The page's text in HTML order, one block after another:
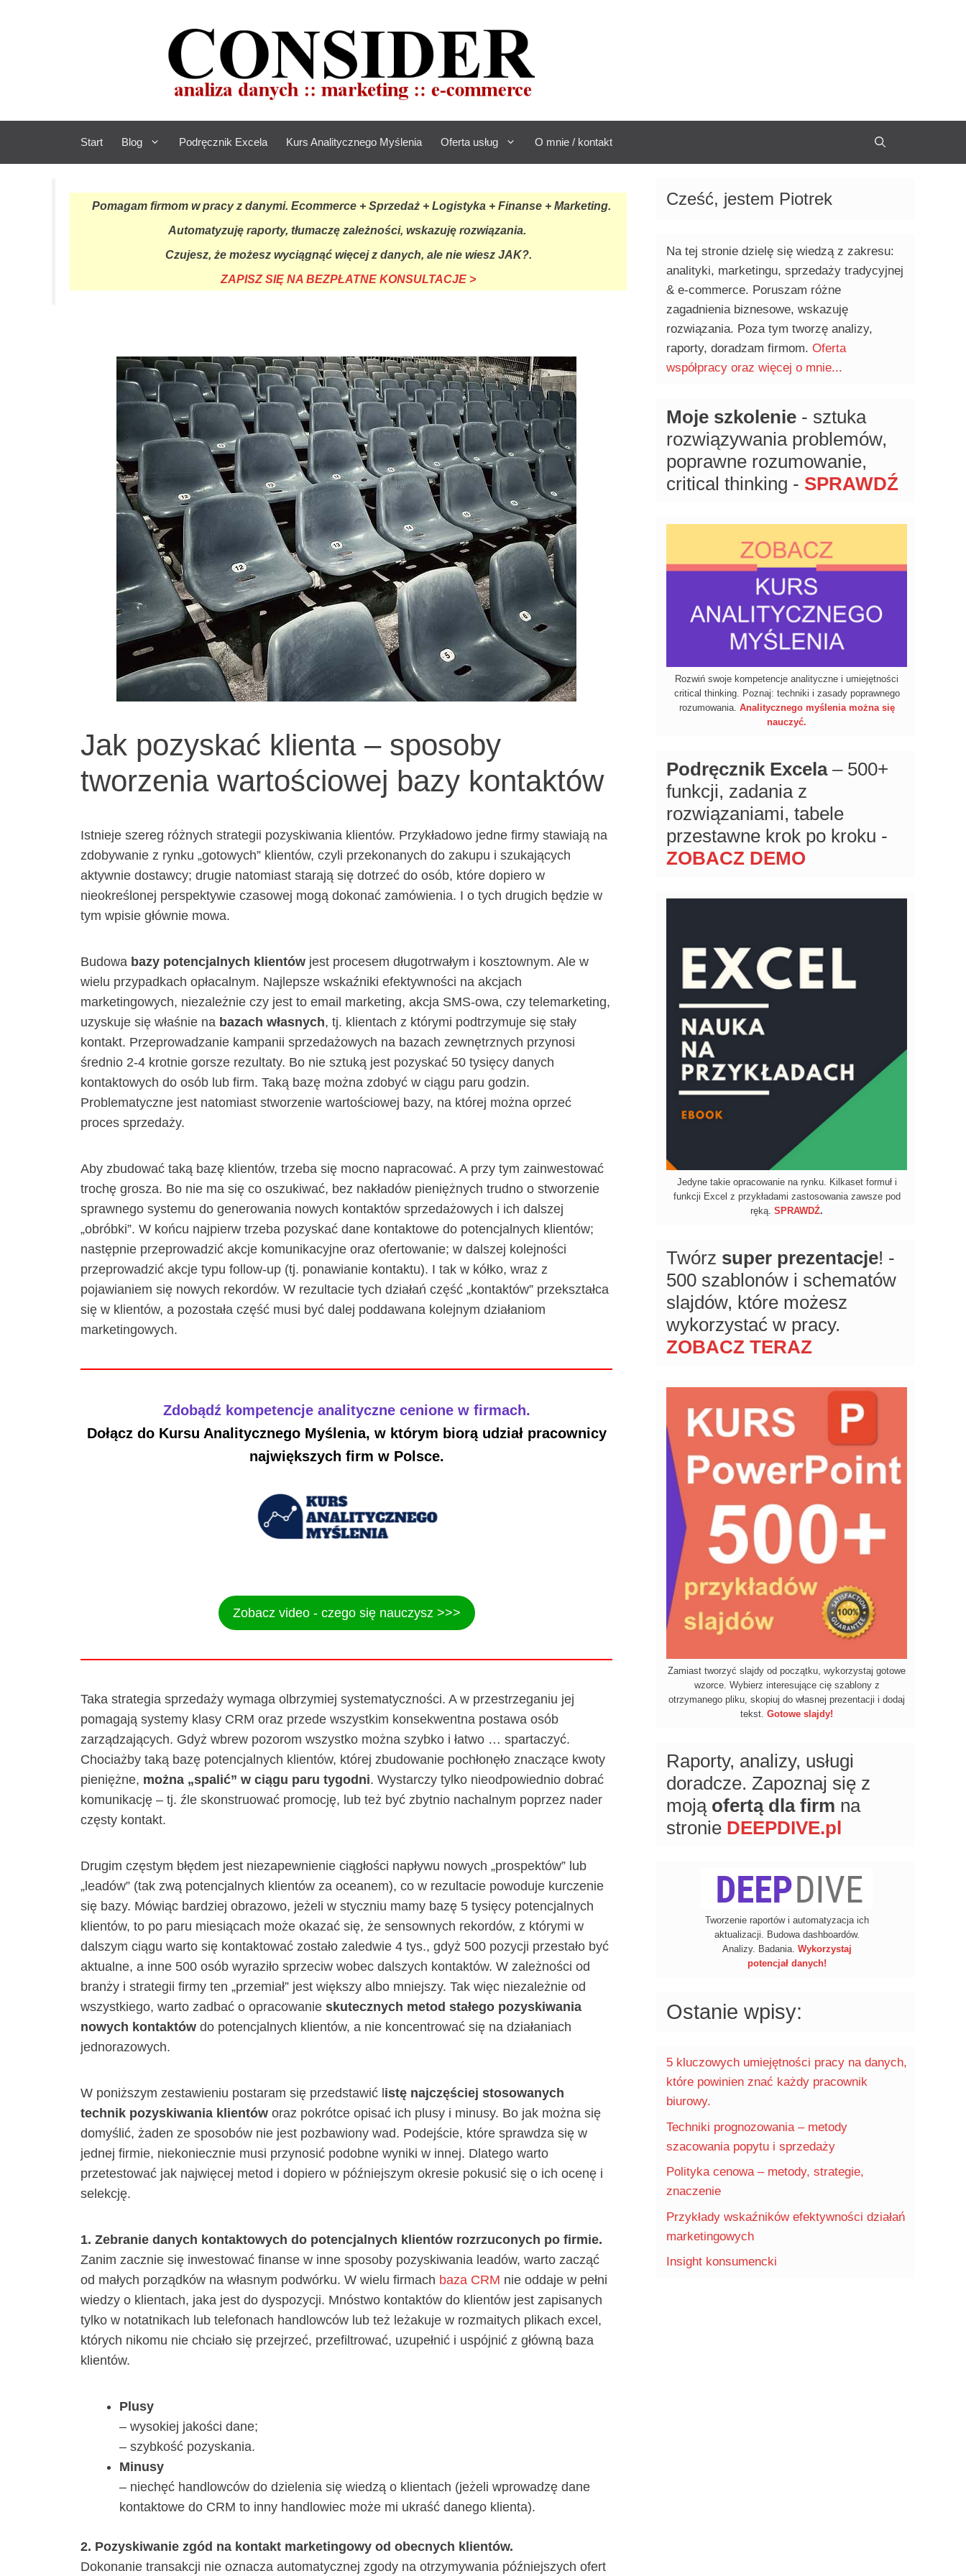
Start Blog Podręcznik Excela Kurs Analitycznego Myślenia Oferta usług O mnie / kontakt
Pomagam firmom w pracy z danymi. Ecommerce + Sprzedaż + Logistyka + Finanse + Marketing.
Automatyzuję raporty, tłumaczę zależności, wskazuję rozwiązania.
Czujesz, że możesz wyciągnąć więcej z danych, ale nie wiesz JAK?.
ZAPISZ SIĘ NA BEZPŁATNE KONSULTACJE >
Jak pozyskać klienta – sposoby
tworzenia wartościowej bazy kontaktów
Istnieje szereg różnych strategii pozyskiwania klientów. Przykładowo jedne firmy stawiają na
zdobywanie z rynku „gotowych” klientów, czyli przekonanych do zakupu i szukających
aktywnie dostawcy; drugie natomiast starają się dotrzeć do osób, które dopiero w
nieokreślonej perspektywie czasowej mogą dokonać zamówienia. I o tych drugich będzie w
tym wpisie głównie mowa.
Budowa bazy potencjalnych klientów jest procesem długotrwałym i kosztownym. Ale w
wielu przypadkach opłacalnym. Najlepsze wskaźniki efektywności na akcjach
marketingowych, niezależnie czy jest to email marketing, akcja SMS-owa, czy telemarketing,
uzyskuje się właśnie na bazach własnych, tj. klientach z którymi podtrzymuje się stały
kontakt. Przeprowadzanie kampanii sprzedażowych na bazach zewnętrznych przynosi
średnio 2-4 krotnie gorsze rezultaty. Bo nie sztuką jest pozyskać 50 tysięcy danych
kontaktowych do osób lub firm. Taką bazę można zdobyć w ciągu paru godzin.
Problematyczne jest natomiast stworzenie wartościowej bazy, na której można oprzeć
proces sprzedaży.
Aby zbudować taką bazę klientów, trzeba się mocno napracować. A przy tym zainwestować
trochę grosza. Bo nie ma się co oszukiwać, bez nakładów pieniężnych trudno o stworzenie
sprawnego systemu do generowania nowych kontaktów sprzedażowych i ich dalszej
„obróbki”. W końcu najpierw trzeba pozyskać dane kontaktowe do potencjalnych klientów;
następnie przeprowadzić akcje komunikacyjne oraz ofertowanie; w dalszej kolejności
przeprowadzić akcje typu follow-up (tj. ponawianie kontaktu). I tak w kółko, wraz z
pojawianiem się nowych rekordów. W rezultacie tych działań część „kontaktów” przekształca
się w klientów, a pozostała część musi być dalej poddawana kolejnym działaniom
marketingowych.
Zdobądź kompetencje analityczne cenione w firmach.
Dołącz do Kursu Analitycznego Myślenia, w którym biorą udział pracownicy
największych firm w Polsce.
Zobacz video - czego się nauczysz >>>
Taka strategia sprzedaży wymaga olbrzymiej systematyczności. A w przestrzeganiu jej
pomagają systemy klasy CRM oraz przede wszystkim konsekwentna postawa osób
zarządzających. Gdyż wbrew pozorom wszystko można szybko i łatwo … spartaczyć.
Chociażby taką bazę potencjalnych klientów, której zbudowanie pochłonęło znaczące kwoty
pieniężne, można „spalić” w ciągu paru tygodni. Wystarczy tylko nieodpowiednio dobrać
komunikację – tj. źle skonstruować promocję, lub też być zbytnio nachalnym poprzez nader
częsty kontakt.
Drugim częstym błędem jest niezapewnienie ciągłości napływu nowych „prospektów” lub
„leadów” (tak zwą potencjalnych klientów za oceanem), co w rezultacie powoduje kurczenie
się bazy. Mówiąc bardziej obrazowo, jeżeli w styczniu mamy bazę 5 tysięcy potencjalnych
klientów, to po paru miesiącach może okazać się, że sensownych rekordów, z którymi w
dalszym ciągu warto się kontaktować zostało zaledwie 4 tys., gdyż 500 pozycji przestało być
aktualne, a inne 500 osób wyraziło sprzeciw wobec dalszych kontaktów. W zależności od
branży i strategii firmy ten „przemiał” jest większy albo mniejszy. Tak więc niezależnie od
wszystkiego, warto zadbać o opracowanie skutecznych metod stałego pozyskiwania
nowych kontaktów do potencjalnych klientów, a nie koncentrować się na działaniach
jednorazowych.
W poniższym zestawieniu postaram się przedstawić listę najczęściej stosowanych
technik pozyskiwania klientów oraz pokrótce opisać ich plusy i minusy. Bo jak można się
domyślić, żaden ze sposobów nie jest pozbawiony wad. Podejście, które sprawdza się w
jednej firmie, niekoniecznie musi przynosić podobne wyniki w innej. Dlatego warto
przetestować jak najwięcej metod i dopiero w późniejszym okresie pokusić się o ich ocenę i
selekcję.
1. Zebranie danych kontaktowych do potencjalnych klientów rozrzuconych po firmie.
Zanim zacznie się inwestować finanse w inne sposoby pozyskiwania leadów, warto zacząć
od małych porządków na własnym podwórku. W wielu firmach baza CRM nie oddaje w pełni
wiedzy o klientach, jaka jest do dyspozycji. Mnóstwo kontaktów do klientów jest zapisanych
tylko w notatnikach lub telefonach handlowców lub też leżakuje w rozmaitych plikach excel,
których nikomu nie chciało się przejrzeć, przefiltrować, uzupełnić i uspójnić z główną baza
klientów.
Plusy
– wysokiej jakości dane;
– szybkość pozyskania.
Minusy
– niechęć handlowców do dzielenia się wiedzą o klientach (jeżeli wprowadzę dane
kontaktowe do CRM to inny handlowiec może mi ukraść danego klienta).
2. Pozyskiwanie zgód na kontakt marketingowy od obecnych klientów.
Dokonanie transakcji nie oznacza automatycznej zgody na otrzymywania późniejszych ofert
Cześć, jestem Piotrek
Na tej stronie dzielę się wiedzą z zakresu:
analityki, marketingu, sprzedaży tradycyjnej
& e-commerce. Poruszam różne
zagadnienia biznesowe, wskazuję
rozwiązania. Poza tym tworzę analizy,
raporty, doradzam firmom. Oferta
współpracy oraz więcej o mnie...
Moje szkolenie - sztuka
rozwiązywania problemów,
poprawne rozumowanie,
critical thinking - SPRAWDŹ
Rozwiń swoje kompetencje analityczne i umiejętności
critical thinking. Poznaj: techniki i zasady poprawnego
rozumowania. Analitycznego myślenia można się
nauczyć.
Podręcznik Excela– 500+
funkcji, zadania z
rozwiązaniami, tabele
przestawne krok po kroku -
ZOBACZ DEMO
Jedyne takie opracowanie na rynku. Kilkaset formuł i
funkcji Excel z przykładami zastosowania zawsze pod
ręką. SPRAWDŹ.
Twórz super prezentacje! -
500 szablonów i schematów
slajdów, które możesz
wykorzystać w pracy.
ZOBACZ TERAZ
Zamiast tworzyć slajdy od początku, wykorzystaj gotowe
wzorce. Wybierz interesujące cię szablony z
otrzymanego pliku, skopiuj do własnej prezentacji i dodaj
tekst. Gotowe slajdy!
Raporty, analizy, usługi
doradcze. Zapoznaj się z
mojąofertą dla firm na
stronie DEEPDIVE.pl
Tworzenie raportów i automatyzacja ich
aktualizacji. Budowa dashboardów.
Analizy. Badania. Wykorzystaj
potencjał danych!
Ostanie wpisy:
5 kluczowych umiejętności pracy na danych,
które powinien znać każdy pracownik
biurowy.
Techniki prognozowania – metody
szacowania popytu i sprzedaży
Polityka cenowa – metody, strategie,
znaczenie
Przykłady wskaźników efektywności działań
marketingowych
Insight konsumencki